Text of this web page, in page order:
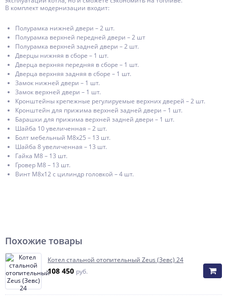
В комплект модернизации входит:
Полурамка нижней двери – 2 шт.
Полурамка верхней передней двери – 2 шт
Полурамка верхней задней двери – 2 шт.
Дверцы нижняя в сборе – 1 шт.
Дверца верхняя передняя в сборе – 1 шт.
Дверца верхняя задняя в сборе – 1 шт.
Замок нижней двери – 1 шт.
Замок верхней двери – 1 шт.
Кронштейны крепежные регулируемые верхних дверей – 2 шт.
Кронштейн для прижима верхней задней двери – 1 шт.
Барашки для прижима верхней задней двери – 1 шт.
Шайба 10 увеличенная – 2 шт.
Болт мебельный М8х25 – 13 шт.
Шайба 8 увеличенная – 13 шт.
Гайка М8 – 13 шт.
Гровер М8 – 13 шт.
Винт М8х12 с цилиндр головкой – 4 шт.
Похожие товары
Котел стальной отопительный Zeus (Зевс) 24
108 450 руб.